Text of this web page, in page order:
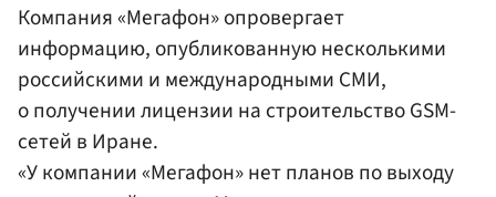
Компания «Мегафон» опровергает
информацию, опубликованную несколькими
российскими и международными СМИ,
о получении лицензии на строительство GSM-
сетей в Иране.
«У компании «Мегафон» нет планов по выходу